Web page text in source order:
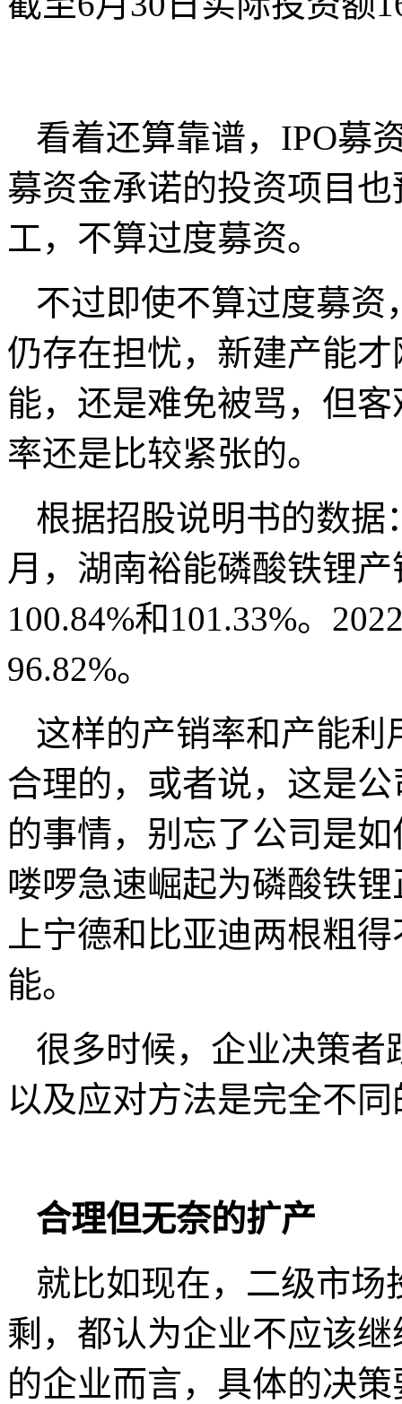
看着还算靠谱，IPO募
募资金承诺的投资项目
工，不算过度募资。
不过即使不算过度募
仍存在担忧，新建产能
能，还是难免被骂，但
率还是比较紧张的。
根据招股说明书的数据
月，湖南裕能磷酸铁锂
100.84%和101.33%。
96.82%。
这样的产销率和产能
合理的，或者说，这是
的事情，别忘了公司是
喽啰急速崛起为磷酸铁
上宁德和比亚迪两根粗
能。
很多时候，企业决策者
以及应对方法是完全不同
合理但无奈的扩产
就比如现在，二级市
剩，都认为企业不应该
的企业而言，具体的决